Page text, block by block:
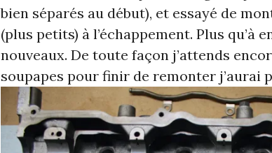
bien séparés au début), et essayé de
(plus petits) à l’échappement. Plus qu’à
nouveaux. De toute façon j’attends
soupapes pour finir de remonter j’aurai